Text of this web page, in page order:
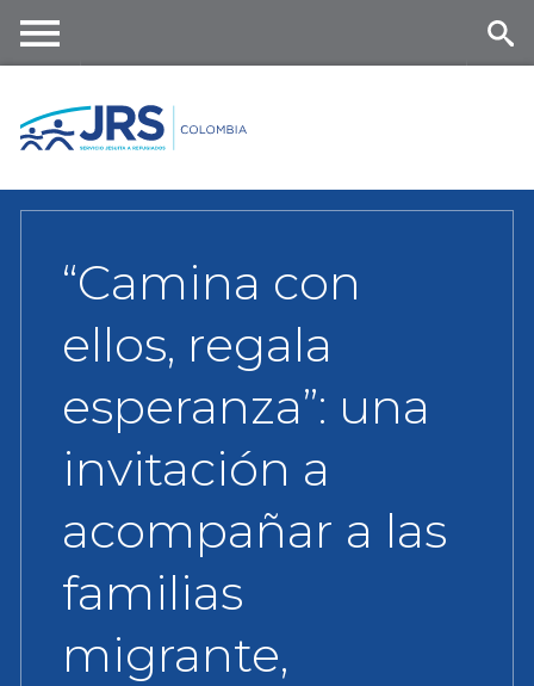
content
nu
“Camina con
ellos, regala
esperanza”: una
invitación a
acompañar a las
familias
migrante,